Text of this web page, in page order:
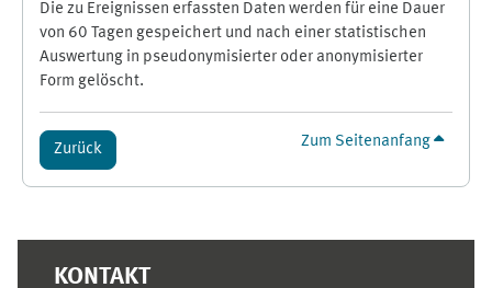
Die zu Ereignissen erfassten Daten werden für eine Dauer
von 60 Tagen gespeichert und nach einer statistischen
Auswertung in pseudonymisierter oder anonymisierter
Form gelöscht.
Zurück Zum Seitenanfang
KONTAKT